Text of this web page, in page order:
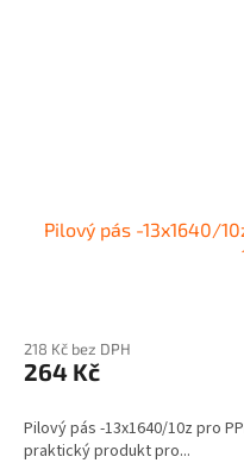
Pilový pás -13x1640/
218 Kč bez DPH
264 Kč
Pilový pás -13x1640/10z pro
praktický produkt pro...